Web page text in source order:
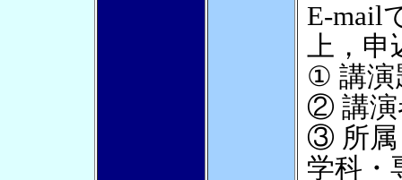
E-mail
上，申
① 講演
② 講演
③ 所属
学科・